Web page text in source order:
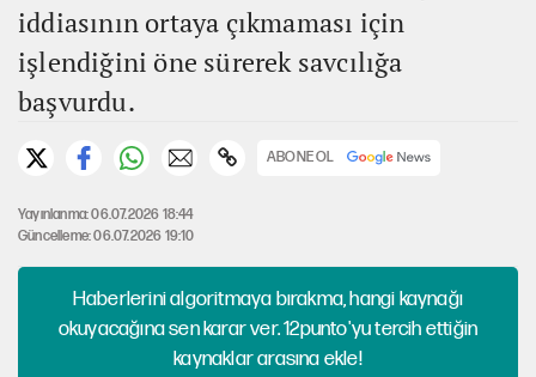
iddiasının ortaya çıkmaması için
işlendiğini öne sürerek savcılığa
başvurdu.
ABONE OL
Yayınlanma: 06.07.2026 18:44
Güncelleme: 06.07.2026 19:10
Haberlerini algoritmaya bırakma, hangi kaynağı
okuyacağına sen karar ver. 12punto'yu tercih ettiğin
kaynaklar arasına ekle!